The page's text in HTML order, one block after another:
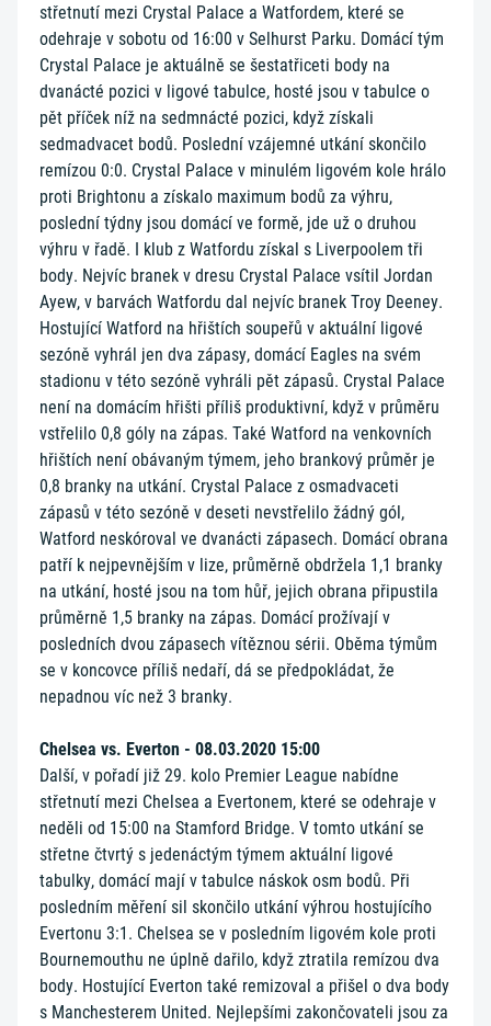
střetnutí mezi Crystal Palace a Watfordem, které se
odehraje v sobotu od 16:00 v Selhurst Parku. Domácí tým
Crystal Palace je aktuálně se šestatřiceti body na
dvanácté pozici v ligové tabulce, hosté jsou v tabulce o
pět příček níž na sedmnácté pozici, když získali
sedmadvacet bodů. Poslední vzájemné utkání skončilo
remízou 0:0. Crystal Palace v minulém ligovém kole hrálo
proti Brightonu a získalo maximum bodů za výhru,
poslední týdny jsou domácí ve formě, jde už o druhou
výhru v řadě. I klub z Watfordu získal s Liverpoolem tři
body. Nejvíc branek v dresu Crystal Palace vsítil Jordan
Ayew, v barvách Watfordu dal nejvíc branek Troy Deeney.
Hostující Watford na hřištích soupeřů v aktuální ligové
sezóně vyhrál jen dva zápasy, domácí Eagles na svém
stadionu v této sezóně vyhráli pět zápasů. Crystal Palace
není na domácím hřišti příliš produktivní, když v průměru
vstřelilo 0,8 góly na zápas. Také Watford na venkovních
hřištích není obávaným týmem, jeho brankový průměr je
0,8 branky na utkání. Crystal Palace z osmadvaceti
zápasů v této sezóně v deseti nevstřelilo žádný gól,
Watford neskóroval ve dvanácti zápasech. Domácí obrana
patří k nejpevnějším v lize, průměrně obdržela 1,1 branky
na utkání, hosté jsou na tom hůř, jejich obrana připustila
průměrně 1,5 branky na zápas. Domácí prožívají v
posledních dvou zápasech vítěznou sérii. Oběma týmům
se v koncovce příliš nedaří, dá se předpokládat, že
nepadnou víc než 3 branky.
Chelsea vs. Everton - 08.03.2020 15:00
Další, v pořadí již 29. kolo Premier League nabídne
střetnutí mezi Chelsea a Evertonem, které se odehraje v
neděli od 15:00 na Stamford Bridge. V tomto utkání se
střetne čtvrtý s jedenáctým týmem aktuální ligové
tabulky, domácí mají v tabulce náskok osm bodů. Při
posledním měření sil skončilo utkání výhrou hostujícího
Evertonu 3:1. Chelsea se v posledním ligovém kole proti
Bournemouthu ne úplně dařilo, když ztratila remízou dva
body. Hostující Everton také remizoval a přišel o dva body
s Manchesterem United. Nejlepšími zakončovateli jsou za